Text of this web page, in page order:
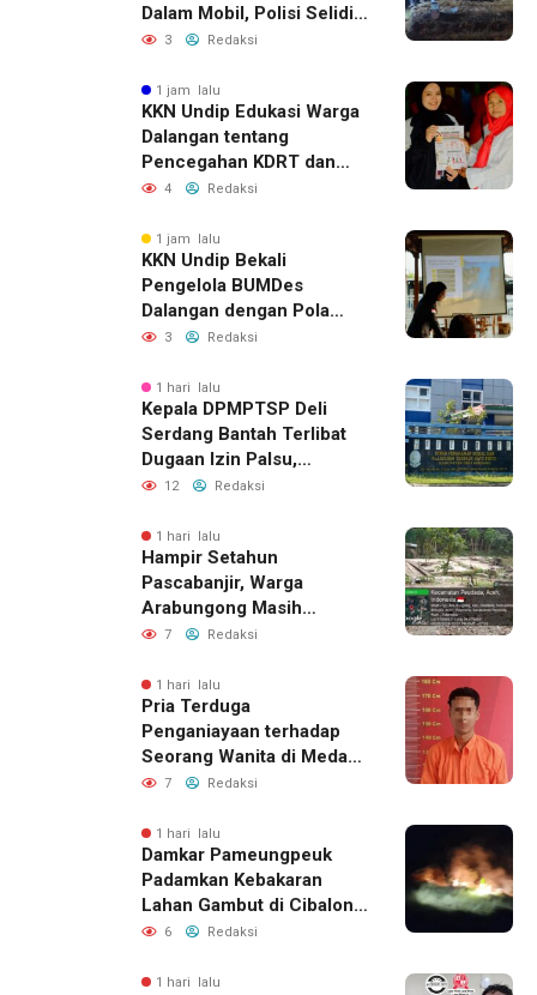
Dalam Mobil, Polisi Selidiki
Dugaan Keterkaitan
3 Redaksi
1 jam lalu
KKN Undip Edukasi Warga
Dalangan tentang
Pencegahan KDRT dan
Komunikasi Keluarga
4 Redaksi
1 jam lalu
KKN Undip Bekali
Pengelola BUMDes
Dalangan dengan Pola
Pikir Inovatif
3 Redaksi
1 hari lalu
Kepala DPMPTSP Deli
Serdang Bantah Terlibat
Dugaan Izin Palsu,
Tegaskan Proses
Jalur Resmi
12 Redaksi
1 hari lalu
Hampir Setahun
Pascabanjir, Warga
Arabungong Masih
Menunggu Bantuan
7 Redaksi
1 hari lalu
Pria Terduga
Penganiayaan terhadap
Seorang Wanita di Medan
Ditangkap Polisi
7 Redaksi
1 hari lalu
Damkar Pameungpeuk
Padamkan Kebakaran
Lahan Gambut di Cibalong,
Permukiman Warga
6 Redaksi
1 hari lalu